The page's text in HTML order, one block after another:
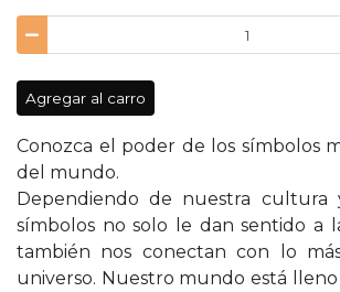
Agregar al carro
Conozca el poder de los símbolos
del mundo.
Dependiendo de nuestra cultura
símbolos no solo le dan sentido a
también nos conectan con lo
universo. Nuestro mundo está lleno